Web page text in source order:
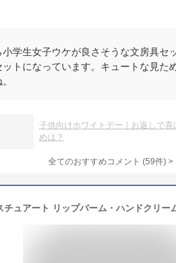
学生女子ウケが良さそうな文房具セ
トになっています。キュートな見た
子供向けホワイトデー｜お返しで
めは？
全てのおすすめコメント (59件) >
チュアート リップバーム・ハンドクリー